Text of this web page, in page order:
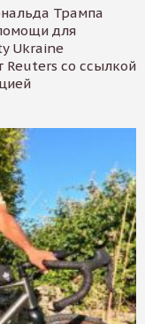
Трампа
для
Ukraine
Reuters со ссылкой